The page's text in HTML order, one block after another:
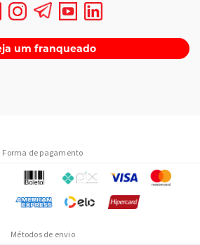
um franqueado
Forma de pagamento
Métodos de envio